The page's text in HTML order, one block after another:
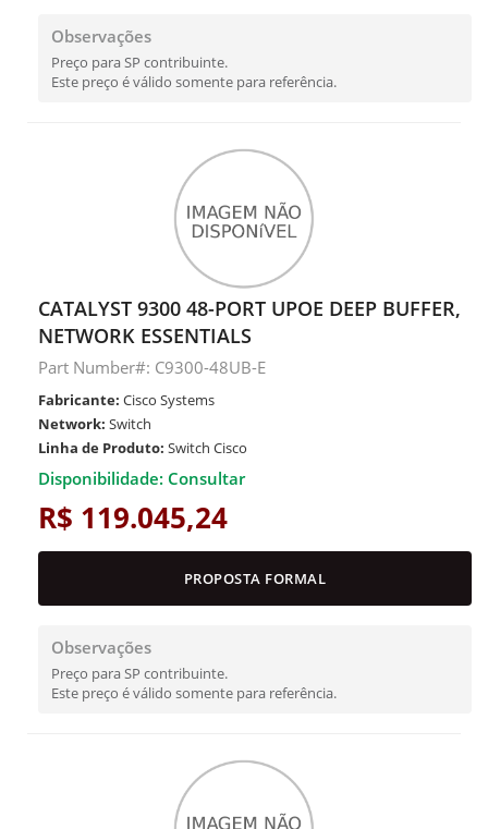
Observações
Preço para SP contribuinte.
Este preço é válido somente para referência.
CATALYST 9300 48-PORT UPOE DEEP BUFFER,
NETWORK ESSENTIALS
Part Number#: C9300-48UB-E
Fabricante: Cisco Systems
Network: Switch
Linha de Produto: Switch Cisco
Disponibilidade: Consultar
R$ 119.045,24
PROPOSTA FORMAL
Observações
Preço para SP contribuinte.
Este preço é válido somente para referência.